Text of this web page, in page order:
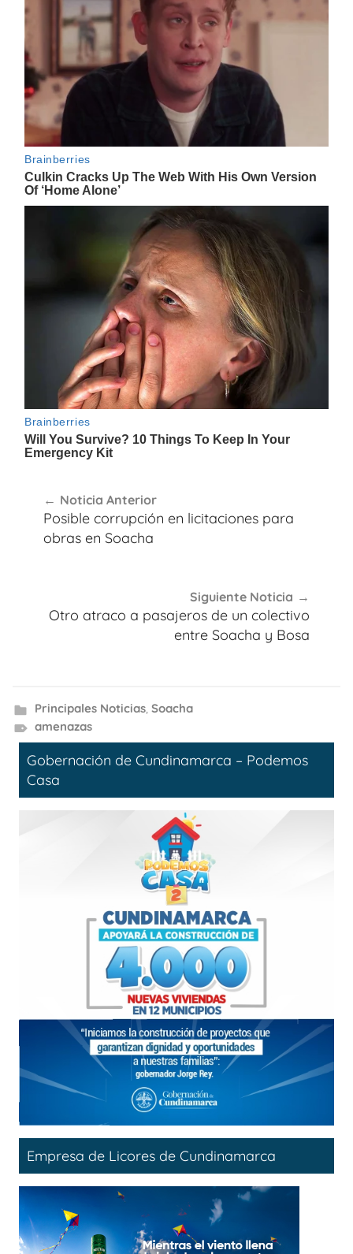
de
entradas
Noticia Anterior
Posible corrupción en licitaciones para
obras en Soacha
Siguiente Noticia
Otro atraco a pasajeros de un colectivo
entre Soacha y Bosa
Principales Noticias, Soacha
amenazas
Gobernación de Cundinamarca – Podemos
Casa
Empresa de Licores de Cundinamarca